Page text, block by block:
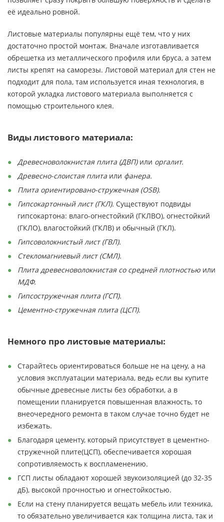
её идеально ровной.
Листовые материалы популярны ещё тем, что у них
достаточно простой монтаж. Вначале изготавливается
обрешетка из металлического профиля или бруса, а затем
листы крепят на саморезы. Листовой материал для стен не
подходит для пола, там используется иная технология, в
которой укладка листового материала выполняется с
помощью строительного клея.
Виды листового материала:
Древесноволокнистая плита (ДВП)или оргалит.
Древесно-слоистая плита или фанера.
Плита ориентировано-стружечная (ОSB).
Гипсокартонный лист (ГКЛ). Существуют подвиды
гипсокартона: влаго-огнестойкий (ГКЛВО), огнестойкий
(ГКЛО), влагостойкий (ГКЛВ) и обычный (ГКЛ).
Гипсоволокнистый лист (ГВЛ).
Стекломагниевый лист (СМЛ).
Плита древесноволокнистая со средней плотностью или
МДФ.
Гипсостружечная плита (ГСП).
Цементно-стружечная плита (ЦСП).
Немного про листовые материалы:
Старайтесь ориентироваться больше не на цену, а на
условия эксплуатации материала, ведь если вы купите
обычные древесные листы без обработки, а в
помещении планируется повышенная влажность, то
внеочередного ремонта в таком случае точно будет не
избежать.
Благодаря цементу, который присутствует в цементно-
стружечной плите(ЦСП), обеспечивается хорошая
сопротивляемость к воспламенению.
ГСП листы обладают хорошей звукоизоляцией (до 32-35
дБ), высокой прочностью и огнестойкостью.
Если на стену планируется вещать мебель или техника,
то обязательно увеличивается как толщина листа, так и